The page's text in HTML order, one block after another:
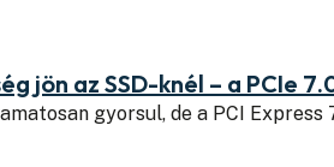
jön az SSD-knél – a PCIe
gyorsul, de a PCI Express